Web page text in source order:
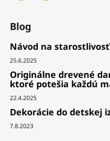
Blog
Návod na
25.6.2025
Originálne drevené
ktoré potešia každú
22.4.2025
Dekorácie do detskej
7.8.2023